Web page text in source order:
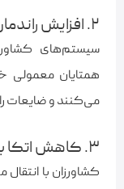
۲. افزایش راندمان
سیستم‌های
همتایان معمولی
می‌کنند و ضایعات
۳. کاهش اتکا به سوخت‌های فسیلی
کشاورزان با